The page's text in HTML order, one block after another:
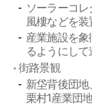
ソーラーコレ
風樓などを
産業施設を
るようにし
街路景観
新垈背後団地
栗村1産業団